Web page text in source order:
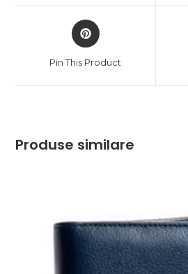
Opens
in
new
Pin This Product
Produse similare